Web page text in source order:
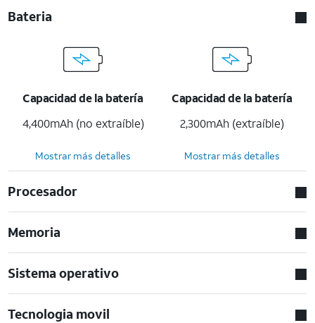
Bateria
Capacidad de la batería
4,400mAh (no extraíble)
Capacidad de la batería
2,300mAh (extraíble)
Mostrar más detalles Mostrar más detalles
Procesador
Memoria
Sistema operativo
Tecnologia movil